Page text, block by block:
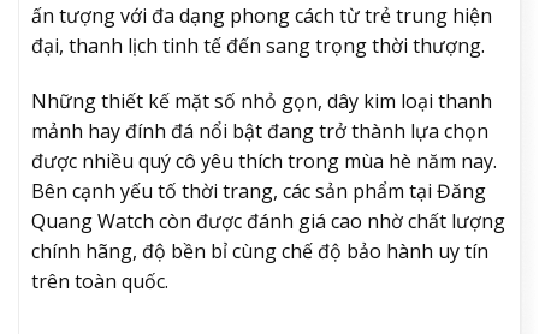
ấn tượng với đa dạng phong cách từ trẻ trung hiện
đại, thanh lịch tinh tế đến sang trọng thời thượng.
Những thiết kế mặt số nhỏ gọn, dây kim loại thanh
mảnh hay đính đá nổi bật đang trở thành lựa chọn
được nhiều quý cô yêu thích trong mùa hè năm nay.
Bên cạnh yếu tố thời trang, các sản phẩm tại Đăng
Quang Watch còn được đánh giá cao nhờ chất lượng
chính hãng, độ bền bỉ cùng chế độ bảo hành uy tín
trên toàn quốc.